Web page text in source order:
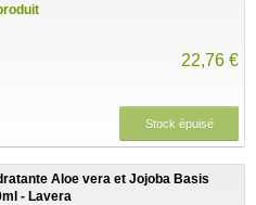
22,76 €
Stock épuisé
Aloe vera et Jojoba Basis
- Lavera